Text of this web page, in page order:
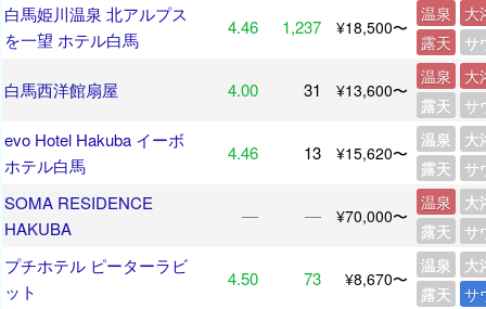
白馬姫川温泉 北アルプス
を一望 ホテル白馬
4.46 1,237 ¥18,500〜
温泉
大
露天
サ
白馬西洋館扇屋 4.00 31 ¥13,600〜
温泉
大
露天
サ
evo Hotel Hakuba イーボ
ホテル白馬
4.46 13 ¥15,620〜
温泉
大
露天
サ
SOMA RESIDENCE
HAKUBA
― ― ¥70,000〜
温泉
大
露天
サ
プチホテル ピーターラビ
ット
4.50 73 ¥8,670〜
温泉
大
露天
サ